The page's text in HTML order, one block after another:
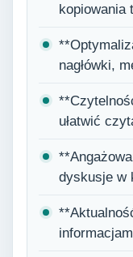
kopiowania
nagłówki,
ułatwić
dyskusje w